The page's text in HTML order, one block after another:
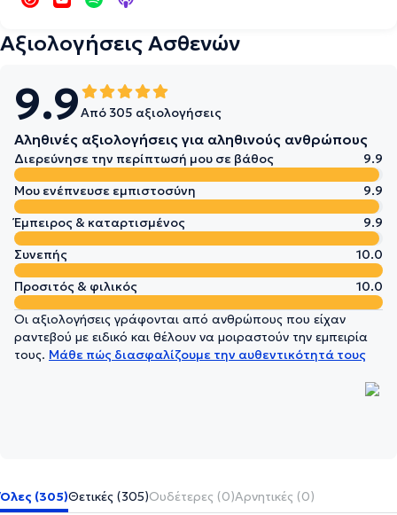
Αξιολογήσεις Ασθενών
9.9Από 305 αξιολογήσεις
Αληθινές αξιολογήσεις για αληθινούς ανθρώπους
Διερεύνησε την περίπτωσή μου σε βάθος
9.9
Μου ενέπνευσε εμπιστοσύνη
9.9
Έμπειρος & καταρτισμένος
9.9
Συνεπής
10.0
Προσιτός & φιλικός
10.0
Οι αξιολογήσεις γράφονται από ανθρώπους που είχαν
ραντεβού με ειδικό και θέλουν να μοιραστούν την εμπειρία
τους. Μάθε πώς διασφαλίζουμε την αυθεντικότητά τους
Όλες (305)Θετικές (305)Ουδέτερες (0)Αρνητικές (0)